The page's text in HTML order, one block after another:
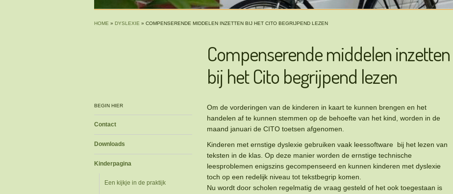
HOME » DYSLEXIE » COMPENSERENDE MIDDELEN INZETTEN BIJ HET CITO BEGRIJPEND LEZEN
Compenserende middelen inzetten
bij het Cito begrijpend lezen
BEGIN HIER
Contact
Downloads
Kinderpagina
Een kijkje in de praktijk
Om de vorderingen van de kinderen in kaart te kunnen brengen en het
handelen af te kunnen stemmen op de behoefte van het kind, worden in de
maand januari de CITO toetsen afgenomen.
Kinderen met ernstige dyslexie gebruiken vaak leessoftware bij het lezen van
teksten in de klas. Op deze manier worden de ernstige technische
leesproblemen enigszins gecompenseerd en kunnen kinderen met dyslexie
toch op een redelijk niveau tot tekstbegrip komen.
Nu wordt door scholen regelmatig de vraag gesteld of het ook toegestaan is